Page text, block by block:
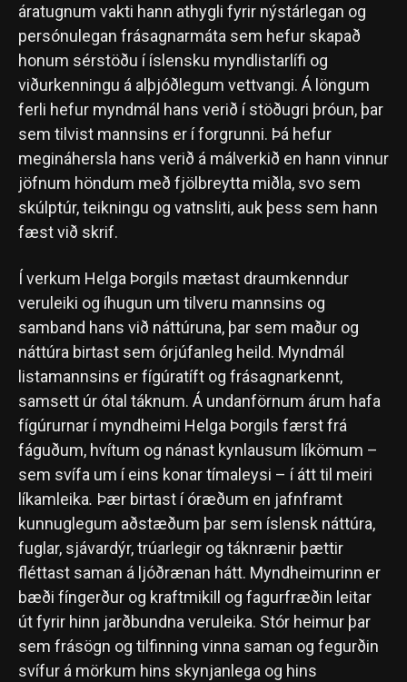
áratugnum vakti hann athygli fyrir nýstárlegan og
persónulegan frásagnarmáta sem hefur skapað
honum sérstöðu í íslensku myndlistarlífi og
viðurkenningu á alþjóðlegum vettvangi. Á löngum
ferli hefur myndmál hans verið í stöðugri þróun, þar
sem tilvist mannsins er í forgrunni. Þá hefur
megináhersla hans verið á málverkið en hann vinnur
jöfnum höndum með fjölbreytta miðla, svo sem
skúlptúr, teikningu og vatnsliti, auk þess sem hann
fæst við skrif.
Í verkum Helga Þorgils mætast draumkenndur
veruleiki og íhugun um tilveru mannsins og
samband hans við náttúruna, þar sem maður og
náttúra birtast sem órjúfanleg heild. Myndmál
listamannsins er fígúratíft og frásagnarkennt,
samsett úr ótal táknum. Á undanförnum árum hafa
fígúrurnar í myndheimi Helga Þorgils færst frá
fáguðum, hvítum og nánast kynlausum líkömum –
sem svífa um í eins konar tímaleysi – í átt til meiri
líkamleika. Þær birtast í óræðum en jafnframt
kunnuglegum aðstæðum þar sem íslensk náttúra,
fuglar, sjávardýr, trúarlegir og táknrænir þættir
fléttast saman á ljóðrænan hátt. Myndheimurinn er
bæði fíngerður og kraftmikill og fagurfræðin leitar
út fyrir hinn jarðbundna veruleika. Stór heimur þar
sem frásögn og tilfinning vinna saman og fegurðin
svífur á mörkum hins skynjanlega og hins